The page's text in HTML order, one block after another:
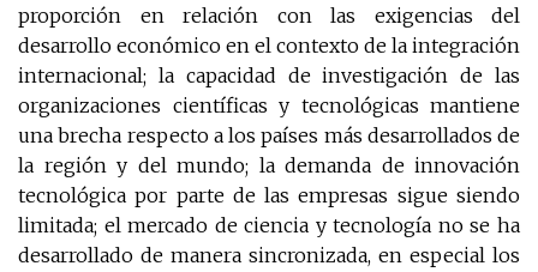
proporción en relación con las exigencias del
desarrollo económico en el contexto de la integración
internacional; la capacidad de investigación de las
organizaciones científicas y tecnológicas mantiene
una brecha respecto a los países más desarrollados de
la región y del mundo; la demanda de innovación
tecnológica por parte de las empresas sigue siendo
limitada; el mercado de ciencia y tecnología no se ha
desarrollado de manera sincronizada, en especial los